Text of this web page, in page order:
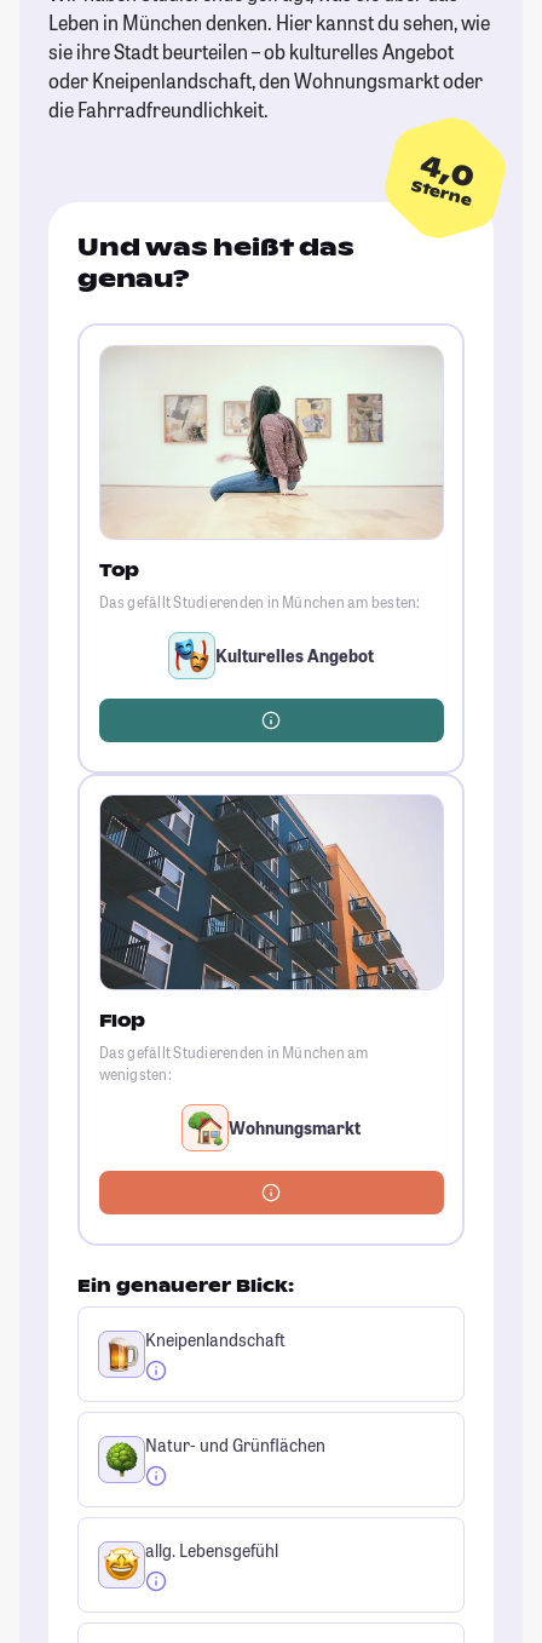
Leben in München denken. Hier kannst du sehen, wie
sie ihre Stadt beurteilen – ob kulturelles Angebot
oder Kneipenlandschaft, den Wohnungsmarkt oder
die Fahrradfreundlichkeit.
4,0
Sterne
Und was heißt das
genau?
Top
Das gefällt Studierenden in München am besten:
Kulturelles Angebot
Flop
Das gefällt Studierenden in München am
wenigsten:
Wohnungsmarkt
Ein genauerer Blick:
Kneipenlandschaft
Natur- und Grünflächen
allg. Lebensgefühl